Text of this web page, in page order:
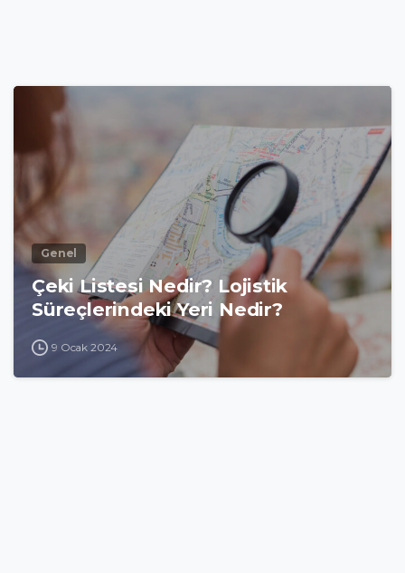
Genel
Çeki Listesi Nedir? Lojistik
Süreçlerindeki Yeri Nedir?
9 Ocak 2024